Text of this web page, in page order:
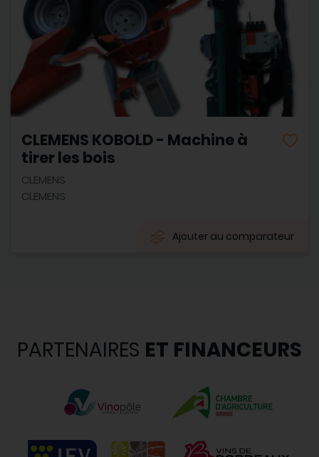
CLEMENS KOBOLD - Machine à
tirer les bois
CLEMENS
CLEMENS
Ajouter au comparateur
PARTENAIRES ET FINANCEURS